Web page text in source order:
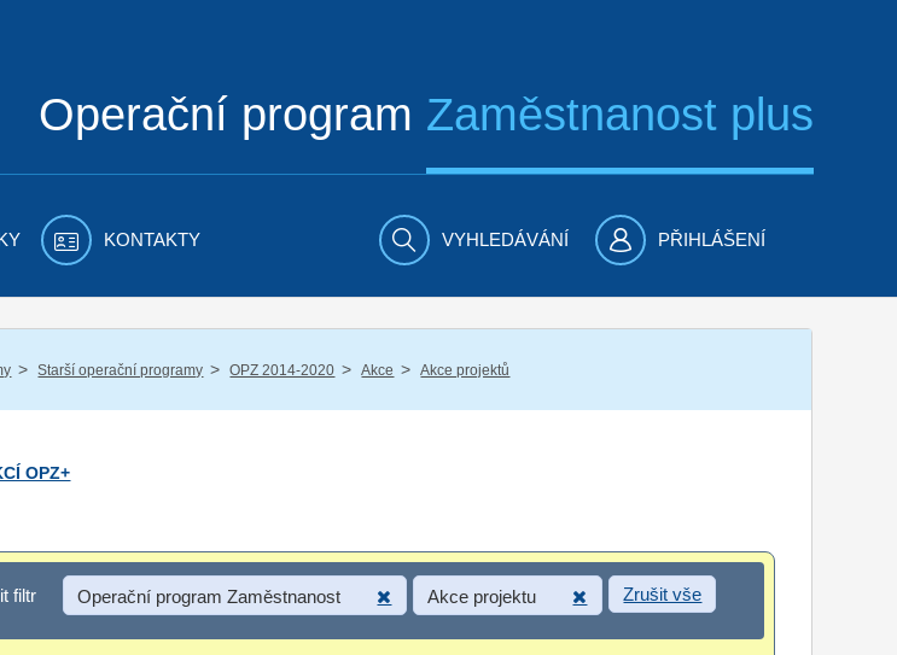
Operační program Zaměstnanost plus
KONTAKTY VYHLEDÁVÁNÍ PŘIHLÁŠENÍ
/ Starší operační programy / OPZ 2014-2020 / Akce / Akce projektů
OPZ+
filtr
filtr Operační program Zaměstnanost Akce projektu Zrušit vše